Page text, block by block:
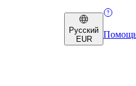
Русский
EUR